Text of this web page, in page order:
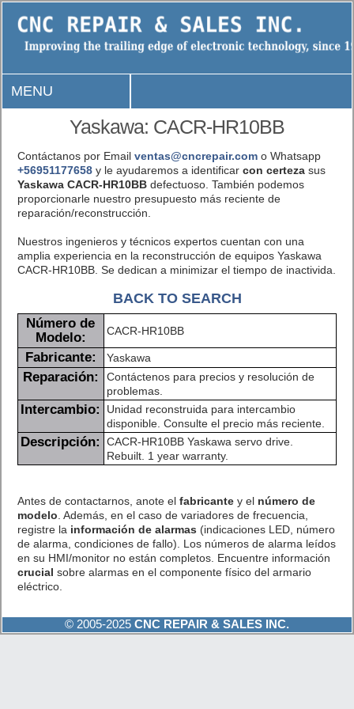
MENU
Yaskawa: CACR-HR10BB
Contáctanos por Email ventas@cncrepair.como Whatsapp
+56951177658y le ayudaremos a identificar con certezasus
Yaskawa CACR-HR10BBdefectuoso. También podemos
proporcionarle nuestro presupuesto más reciente de
reparación/reconstrucción.
Nuestros ingenieros y técnicos expertos cuentan con una
amplia experiencia en la reconstrucción de equipos Yaskawa
CACR-HR10BB. Se dedican a minimizar el tiempo de inactivida.
BACK TO SEARCH
Número de
Modelo:
CACR-HR10BB
Fabricante: Yaskawa
Reparación:
Contáctenos para precios y resolución de
problemas.
Intercambio:
Unidad reconstruida para intercambio
disponible. Consulte el precio más reciente.
Descripción:
CACR-HR10BB Yaskawa servo drive.
Rebuilt. 1 year warranty.
Antes de contactarnos, anote el fabricantey el número de
modelo . Además, en el caso de variadores de frecuencia,
registre la información de alarmas (indicaciones LED, número
de alarma, condiciones de fallo). Los números de alarma leídos
en su HMI/monitor no están completos. Encuentre información
crucial sobre alarmas en el componente físico del armario
eléctrico.
© 2005-2025 CNC REPAIR & SALES INC.